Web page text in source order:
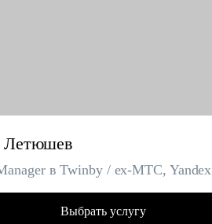
Летюшев
в Twinby / ex-MTC, Yandex
Выбрать услугу